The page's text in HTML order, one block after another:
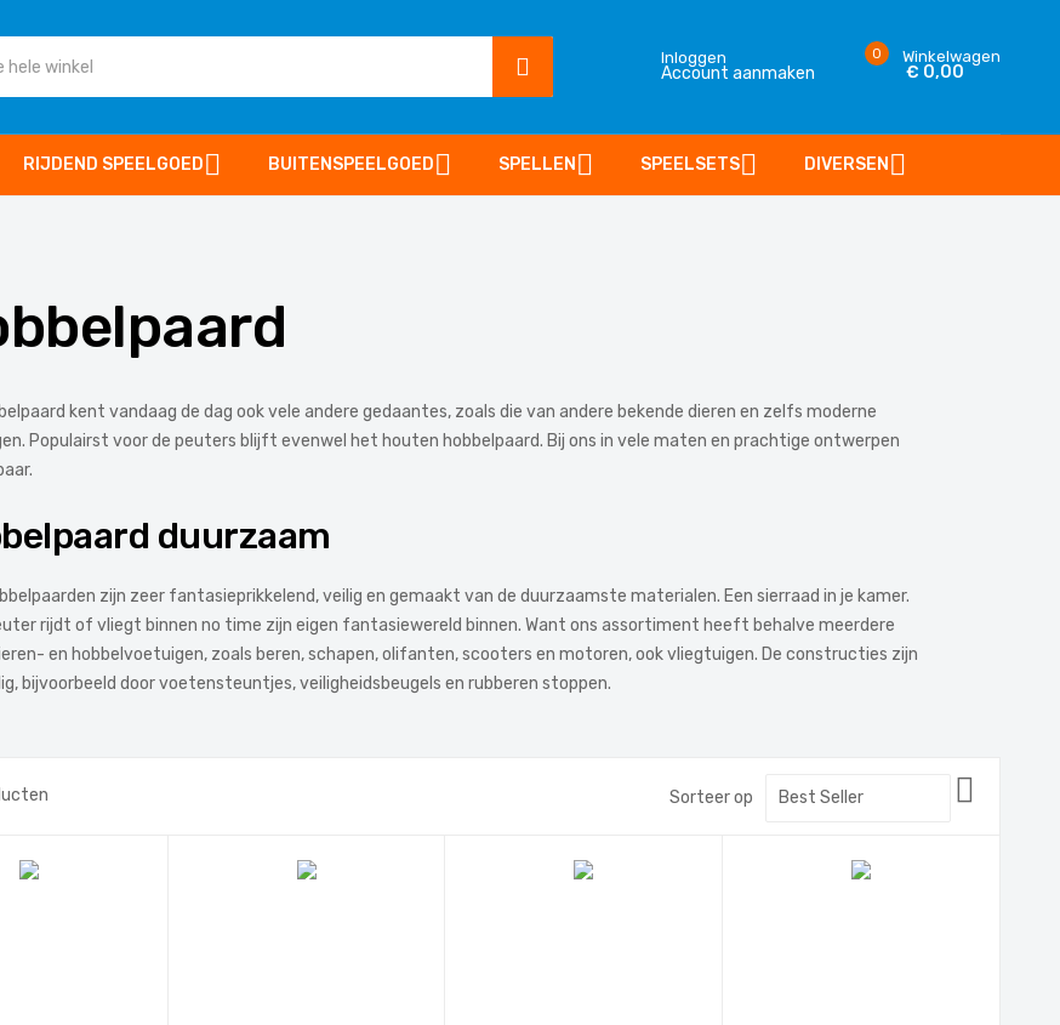
SEARCH
Inloggen
Account aanmaken
0 Winkelwagen
€ 0,00
RIJDEND SPEELGOED BUITENSPEELGOED SPELLEN SPEELSETS DIVERSEN
kent vandaag de dag ook vele andere gedaantes, zoals die van andere bekende dieren en zelfs moderne
Populairst voor de peuters blijft evenwel het houten hobbelpaard. Bij ons in vele maten en prachtige ontwerpen
duurzaam
zijn zeer fantasieprikkelend, veilig en gemaakt van de duurzaamste materialen. Een sierraad in je kamer.
rijdt of vliegt binnen no time zijn eigen fantasiewereld binnen. Want ons assortiment heeft behalve meerdere
en hobbelvoetuigen, zoals beren, schapen, olifanten, scooters en motoren, ook vliegtuigen. De constructies zijn
bijvoorbeeld door voetensteuntjes, veiligheidsbeugels en rubberen stoppen.
Sorteer op